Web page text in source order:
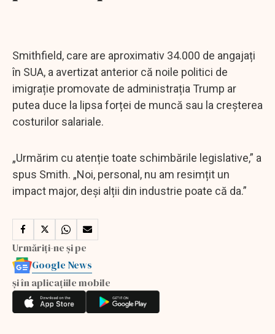
Smithfield, care are aproximativ 34.000 de angajați
în SUA, a avertizat anterior că noile politici de
imigrație promovate de administrația Trump ar
putea duce la lipsa forței de muncă sau la creșterea
costurilor salariale.
„Urmărim cu atenție toate schimbările legislative,” a
spus Smith. „Noi, personal, nu am resimțit un
impact major, deși alții din industrie poate că da.”
Urmăriți-ne și pe
Google News
și în aplicațiile mobile